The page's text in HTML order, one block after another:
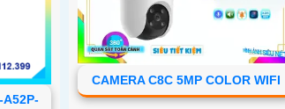
A52P-
CAMERA C8C 5MP COLOR WIFI